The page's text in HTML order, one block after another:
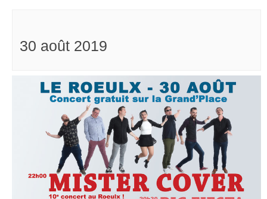
30 août 2019